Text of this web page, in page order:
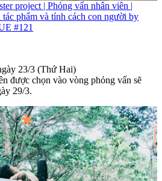
project | Phỏng vấn nhân viên |
phẩm và tính cách con người by
#121
23/3 (Thứ Hai)
được chọn vào vòng phỏng vấn sẽ
29/3.